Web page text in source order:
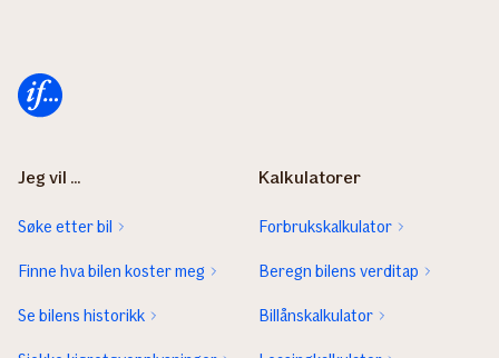
Forsiden
Jeg vil ...
Søke etter bil
Finne hva bilen koster meg
Se bilens historikk
Kalkulatorer
Forbrukskalkulator
Beregn bilens verditap
Billånskalkulator